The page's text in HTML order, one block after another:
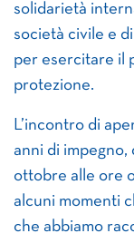
solidarietà
società civile e
per esercitare il
protezione.
L’incontro di
anni di impegno,
ottobre alle ore
alcuni momenti
che abbiamo